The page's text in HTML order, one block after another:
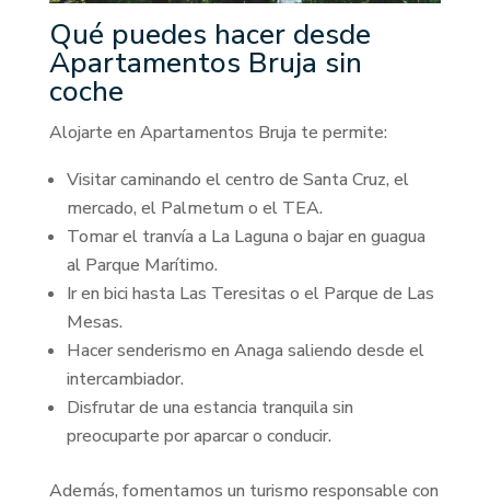
Qué puedes hacer desde
Apartamentos Bruja sin
coche
Alojarte en Apartamentos Bruja te permite:
Visitar caminando el centro de Santa Cruz, el
mercado, el Palmetum o el TEA.
Tomar el tranvía a La Laguna o bajar en guagua
al Parque Marítimo.
Ir en bici hasta Las Teresitas o el Parque de Las
Mesas.
Hacer senderismo en Anaga saliendo desde el
intercambiador.
Disfrutar de una estancia tranquila sin
preocuparte por aparcar o conducir.
Además, fomentamos un turismo responsable con